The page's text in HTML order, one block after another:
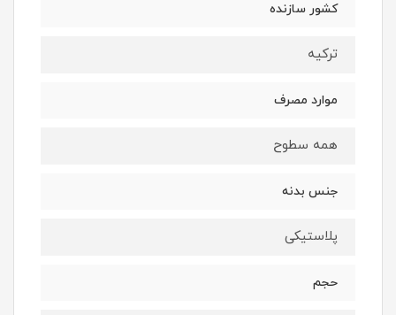
کشور سازنده
ترکیه
موارد مصرف
همه سطوح
جنس بدنه
پلاستیکی
حجم